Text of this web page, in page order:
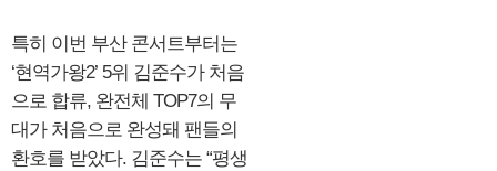
특히 이번 부산 콘서트부터는
‘현역가왕2’ 5위 김준수가 처음
으로 합류, 완전체 TOP7의 무
대가 처음으로 완성돼 팬들의
환호를 받았다. 김준수는 “평생